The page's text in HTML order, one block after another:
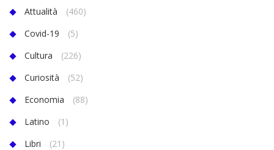
Attualità
(460)
Covid-19
(5)
Cultura
(226)
Curiosità
(52)
Economia
(88)
Latino
(1)
Libri
(21)